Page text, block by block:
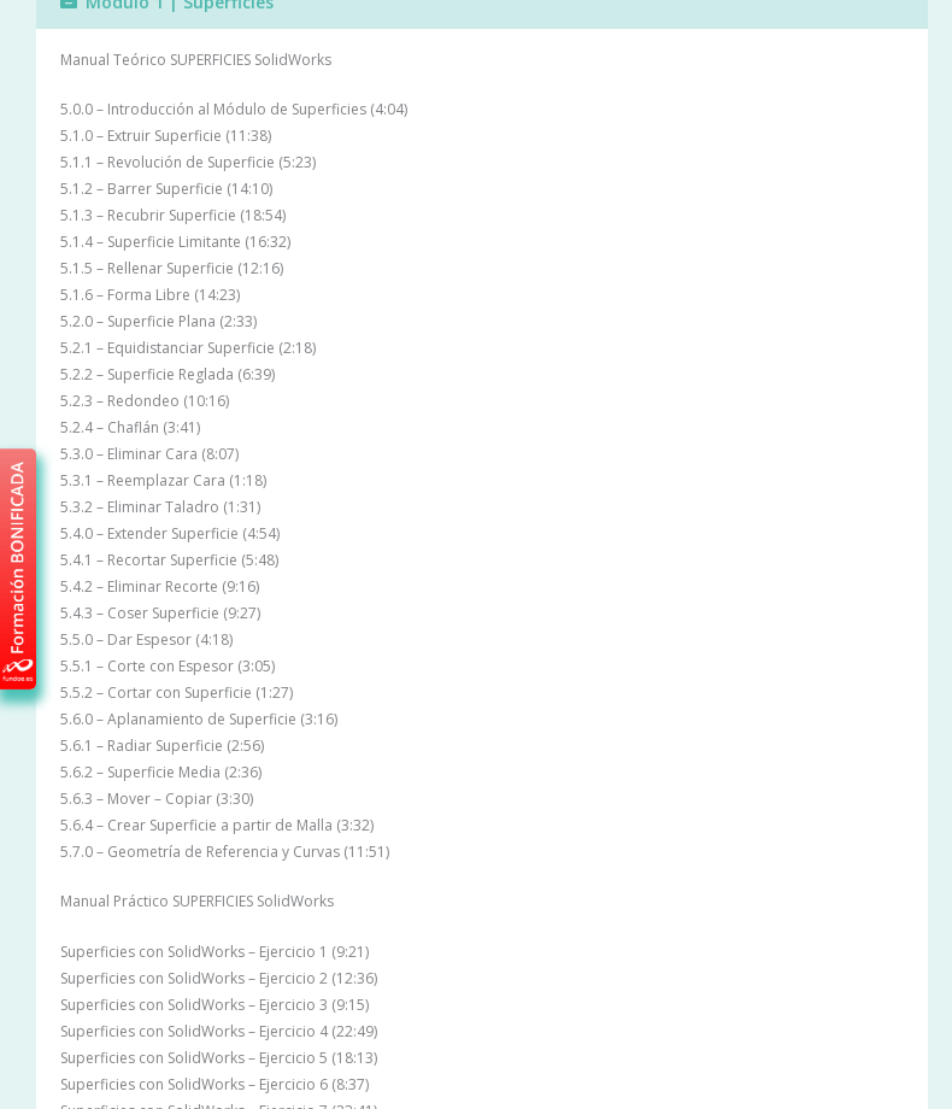
Manual Teórico SUPERFICIES SolidWorks
5.0.0 – Introducción al Módulo de Superficies (4:04)
5.1.0 – Extruir Superficie (11:38)
5.1.1 – Revolución de Superficie (5:23)
5.1.2 – Barrer Superficie (14:10)
5.1.3 – Recubrir Superficie (18:54)
5.1.4 – Superficie Limitante (16:32)
5.1.5 – Rellenar Superficie (12:16)
5.1.6 – Forma Libre (14:23)
5.2.0 – Superficie Plana (2:33)
5.2.1 – Equidistanciar Superficie (2:18)
5.2.2 – Superficie Reglada (6:39)
5.2.3 – Redondeo (10:16)
5.2.4 – Chaflán (3:41)
5.3.0 – Eliminar Cara (8:07)
5.3.1 – Reemplazar Cara (1:18)
5.3.2 – Eliminar Taladro (1:31)
5.4.0 – Extender Superficie (4:54)
5.4.1 – Recortar Superficie (5:48)
5.4.2 – Eliminar Recorte (9:16)
5.4.3 – Coser Superficie (9:27)
5.5.0 – Dar Espesor (4:18)
5.5.1 – Corte con Espesor (3:05)
5.5.2 – Cortar con Superficie (1:27)
5.6.0 – Aplanamiento de Superficie (3:16)
5.6.1 – Radiar Superficie (2:56)
5.6.2 – Superficie Media (2:36)
5.6.3 – Mover – Copiar (3:30)
5.6.4 – Crear Superficie a partir de Malla (3:32)
5.7.0 – Geometría de Referencia y Curvas (11:51)
Manual Práctico SUPERFICIES SolidWorks
Superficies con SolidWorks – Ejercicio 1 (9:21)
Superficies con SolidWorks – Ejercicio 2 (12:36)
Superficies con SolidWorks – Ejercicio 3 (9:15)
Superficies con SolidWorks – Ejercicio 4 (22:49)
Superficies con SolidWorks – Ejercicio 5 (18:13)
Superficies con SolidWorks – Ejercicio 6 (8:37)